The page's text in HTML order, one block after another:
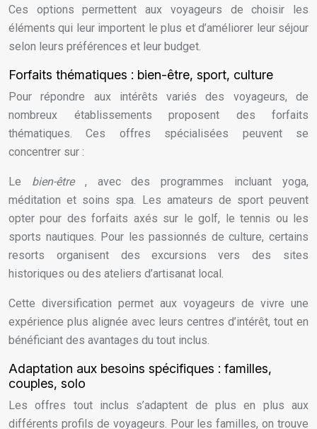
Ces options permettent aux voyageurs de choisir les
éléments qui leur importent le plus et d’améliorer leur séjour
selon leurs préférences et leur budget.
Forfaits thématiques : bien-être, sport, culture
Pour répondre aux intérêts variés des voyageurs, de
nombreux établissements proposent des forfaits
thématiques. Ces offres spécialisées peuvent se
concentrer sur :
Le bien-être , avec des programmes incluant yoga,
méditation et soins spa. Les amateurs de sport peuvent
opter pour des forfaits axés sur le golf, le tennis ou les
sports nautiques. Pour les passionnés de culture, certains
resorts organisent des excursions vers des sites
historiques ou des ateliers d’artisanat local.
Cette diversification permet aux voyageurs de vivre une
expérience plus alignée avec leurs centres d’intérêt, tout en
bénéficiant des avantages du tout inclus.
Adaptation aux besoins spécifiques : familles,
couples, solo
Les offres tout inclus s’adaptent de plus en plus aux
différents profils de voyageurs. Pour les familles, on trouve